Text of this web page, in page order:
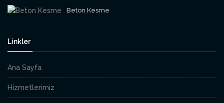
Beton Kesme
Linkler
Ana Sayfa
Hizmetlerimiz